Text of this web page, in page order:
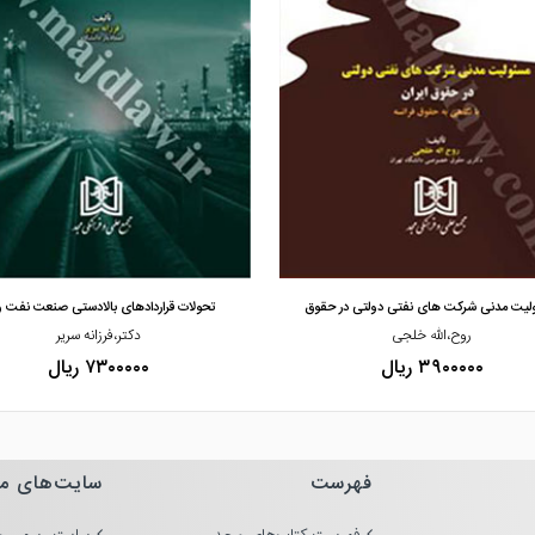
مدنی شرکت های نفتی دولتی در حقوق
روح،الله خلجی
۳۹۰۰۰۰۰ ریال
تحولات قراردادهای بالادستی صنعت نفت
دکتر،فرزانه سریر
۷۳۰۰۰۰۰ ریال
فهرست سایت‌های